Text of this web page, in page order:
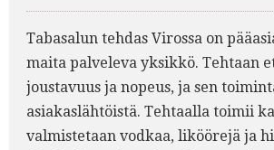
Tabasalun tehdas Virossa on
maita palveleva yksikkö. Tehtaan
joustavuus ja nopeus, ja sen
asiakaslähtöistä. Tehtaalla toimii
valmistetaan vodkaa, liköörejä ja